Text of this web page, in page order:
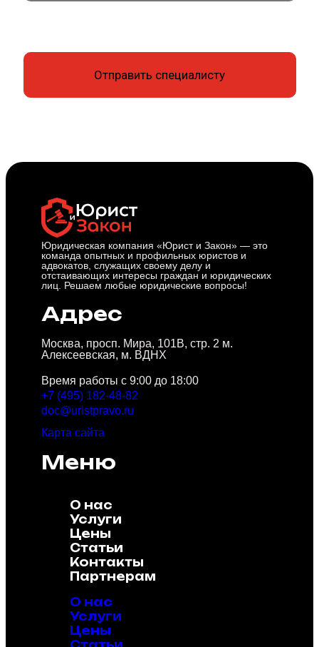
Юридическая компания «Юрист и Закон» — это
команда опытных и профильных юристов и
адвокатов, служащих своему делу и
отстаивающих интересы граждан и юридических
лиц. Решаем любые юридические вопросы!
Адрес
Москва, просп. Мира, 101В, стр. 2 м.
Алексеевская, м. ВДНХ
Время работы с 9:00 до 18:00
+7 (495) 182-48-82
doc@uristpravo.ru
Карта сайта
Меню
О нас
Услуги
Цены
Статьи
Контакты
Партнерам
О нас
Услуги
Цены